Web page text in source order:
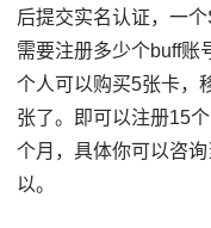
后提交实名认证，一
需要注册多少个buff账
个人可以购买5张卡，
张了。即可以注册15
个月，具体你可以咨
以。